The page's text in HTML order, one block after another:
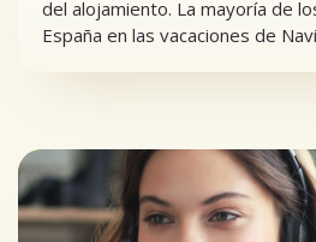
del alojamiento. La mayoría de
España en las vacaciones de